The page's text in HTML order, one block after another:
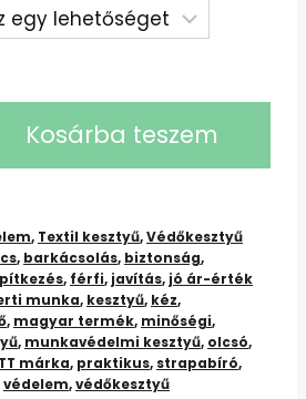
Kosárba teszem
, Textil kesztyű,Védőkesztyű
, barkácsolás, biztonság,
, férfi, javítás, jó ár-érték
munka, kesztyű, kéz,
, magyar termék, minőségi,
, munkavédelmi kesztyű, olcsó,
márka, praktikus, strapabíró,
védelem,védőkesztyű